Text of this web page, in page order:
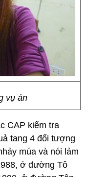
vụ án
CAP kiểm tra
tang 4 đối tượng
múa và nói lảm
ở đường Tô